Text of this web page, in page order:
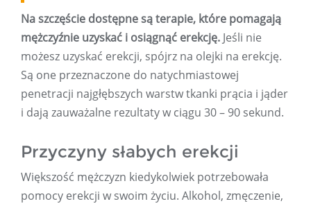
Na szczęście dostępne są terapie, które pomagają
mężczyźnie uzyskać i osiągnąć erekcję. Jeśli nie
możesz uzyskać erekcji, spójrz na olejki na erekcję.
Są one przeznaczone do natychmiastowej
penetracji najgłębszych warstw tkanki prącia i jąder
i dają zauważalne rezultaty w ciągu 30 – 90 sekund.
Przyczyny słabych erekcji
Większość mężczyzn kiedykolwiek potrzebowała
pomocy erekcji w swoim życiu. Alkohol, zmęczenie,